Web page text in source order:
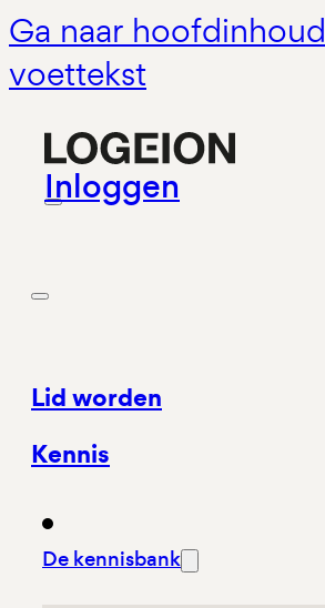
Ga naar hoofdinhoud
voettekst
Inloggen
Lid worden
Kennis
De kennisbank